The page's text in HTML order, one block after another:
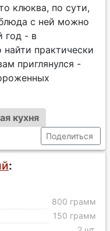
клюква, по сути,
с ней можно
год - в
практически
приглянулся -
кухня
Поделиться
:
800 грамм
150 грамм